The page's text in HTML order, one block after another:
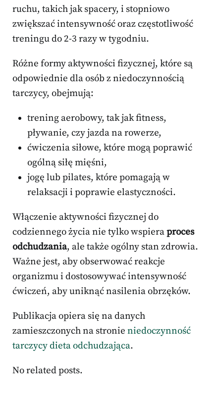
ruchu, takich jak spacery, i stopniowo
zwiększać intensywność oraz częstotliwość
treningu do 2-3 razy w tygodniu.
Różne formy aktywności fizycznej, które są
odpowiednie dla osób z niedoczynnością
tarczycy, obejmują:
trening aerobowy, tak jak fitness,
pływanie, czy jazda na rowerze,
ćwiczenia siłowe, które mogą poprawić
ogólną siłę mięśni,
jogę lub pilates, które pomagają w
relaksacji i poprawie elastyczności.
Włączenie aktywności fizycznej do
codziennego życia nie tylko wspieraproces
odchudzania, ale także ogólny stan zdrowia.
Ważne jest, aby obserwować reakcje
organizmu i dostosowywać intensywność
ćwiczeń, aby uniknąć nasilenia obrzęków.
Publikacja opiera się na danych
zamieszczonych na stronie niedoczynność
tarczycy dieta odchudzająca.
No related posts.